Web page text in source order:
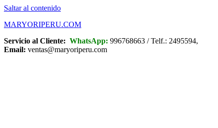
Saltar al contenido
MARYORIPERU.COM
Servicio al Cliente: WhatsApp: 996768663 / Telf.: 2495594,
Email: ventas@maryoriperu.com